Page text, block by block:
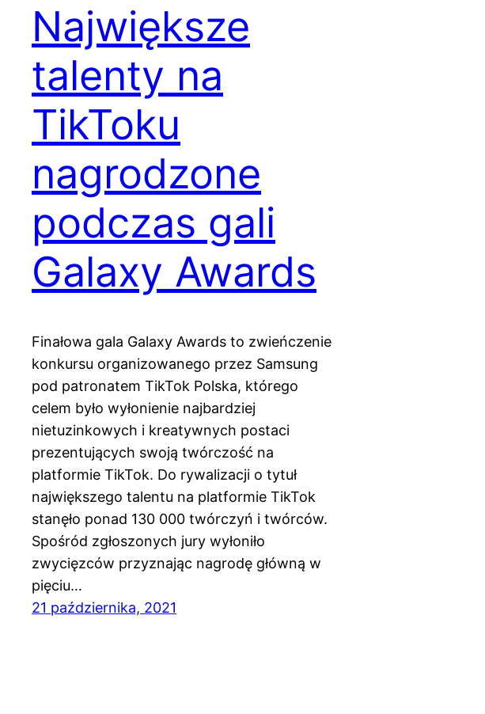
Największe
talenty na
TikToku
nagrodzone
podczas gali
Galaxy Awards
Finałowa gala Galaxy Awards to zwieńczenie
konkursu organizowanego przez Samsung
pod patronatem TikTok Polska, którego
celem było wyłonienie najbardziej
nietuzinkowych i kreatywnych postaci
prezentujących swoją twórczość na
platformie TikTok. Do rywalizacji o tytuł
największego talentu na platformie TikTok
stanęło ponad 130 000 twórczyń i twórców.
Spośród zgłoszonych jury wyłoniło
zwycięzców przyznając nagrodę główną w
pięciu…
21 października, 2021